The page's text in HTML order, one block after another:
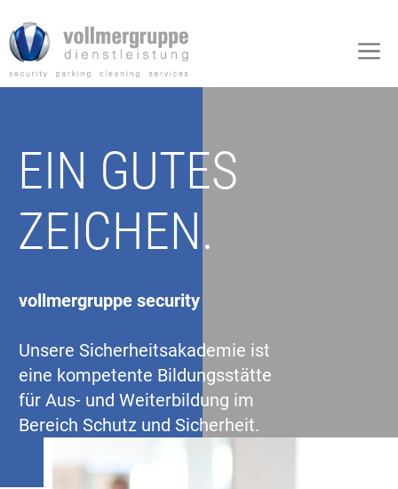
Inhalt
springen
EIN GUTES
ZEICHEN.
vollmergruppe security
Unsere Sicherheitsakademie ist
eine kompetente Bildungsstätte
für Aus- und Weiterbildung im
Bereich Schutz und Sicherheit.